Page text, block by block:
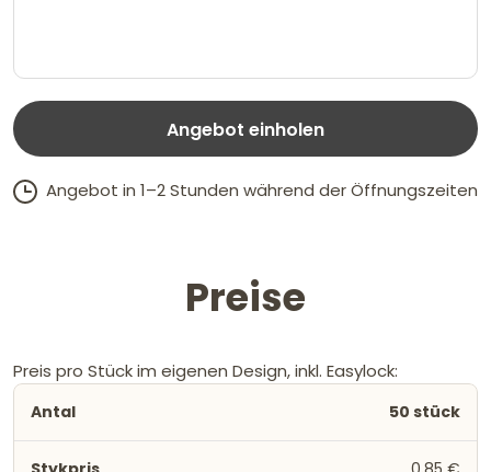
Angebot einholen
Angebot in 1–2 Stunden während der Öffnungszeiten
Preise
Preis pro Stück im eigenen Design, inkl. Easylock:
50 stück